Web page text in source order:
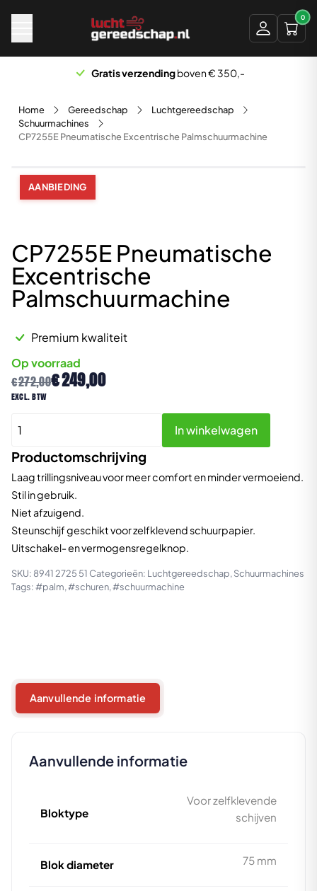
0
Gratis verzendingboven € 350,-
Home Gereedschap
Luchtgereedschap
Schuurmachines
CP7255E Pneumatische Excentrische Palmschuurmachine
AANBIEDING
CP7255E Pneumatische
Excentrische
Palmschuurmachine
€272,00
Oorspronkelijke
prijs
€272,00.
€249,00
Huidige
prijs
€249,00.
excl. btw
Premium kwaliteit
Op voorraad
Productomschrijving
Laag trillingsniveau voor meer comfort en minder vermoeiend.
Stil in gebruik.
Niet afzuigend.
Steunschijf geschikt voor zelfklevend schuurpapier.
Uitschakel- en vermogensregelknop.
Pneumatische
Excentrische
Palmschuurmachine
aantal
In winkelwagen
SKU: 8941 2725 51 Categorieën: Luchtgereedschap, Schuurmachines
Tags:#palm,#schuren,#schuurmachine
Aanvullende informatie
Aanvullende informatie
Bloktype
Voor zelfklevende
schijven
Blok diameter 75 mm